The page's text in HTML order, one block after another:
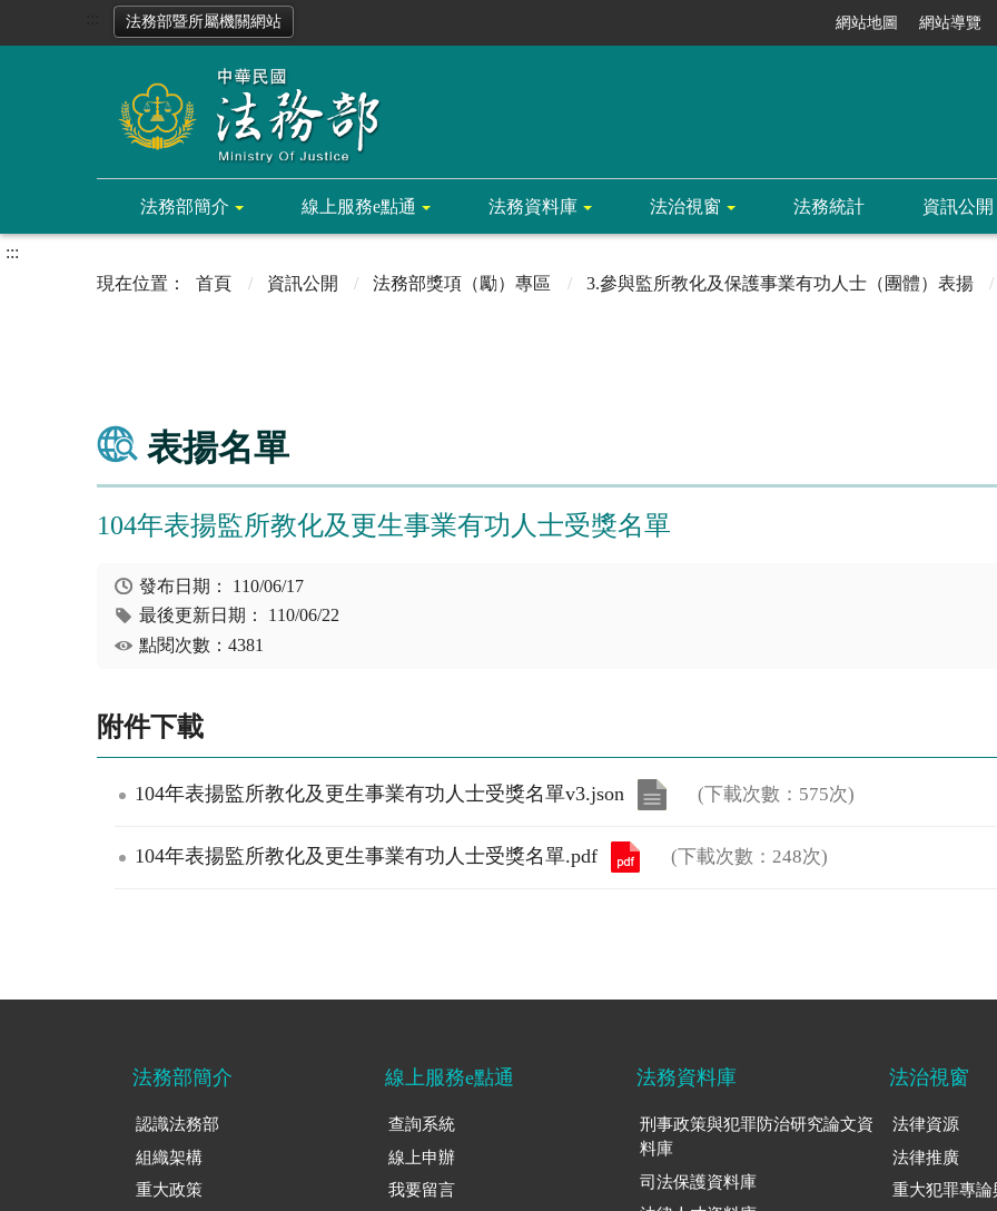
法務部暨所屬機關網站 網站地圖 網站導覽
法務部簡介 線上服務e點通 法務資料庫 法治視窗 法務統計 資訊公開
:::
首頁
資訊公開 法務部獎項（勵）專區 3.參與監所教化及保護事業有功人士（團體）表揚
表揚名單
104年表揚監所教化及更生事業有功人士受獎名單
發布日期： 110/06/17
最後更新日期： 110/06/22
點閱次數：4381
附件下載
104年表揚監所教化及更生事業有功人士受獎名單v3.json (下載次數：575次)
104年表揚監所教化及更生事業有功人士受獎名單.pdf (下載次數：248次)
法務部簡介
認識法務部
組織架構
重大政策
線上服務e點通
查詢系統
線上申辦
我要留言
法務資料庫
刑事政策與犯罪防治研究論文資
料庫
司法保護資料庫
法治視窗
法律資源
法律推廣
重大犯罪專論